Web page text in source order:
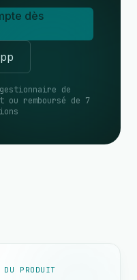
dès
de
remboursé de 7
PRODUIT